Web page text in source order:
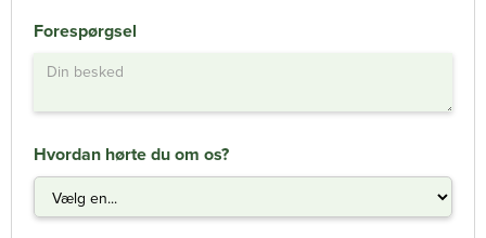
Forespørgsel
Hvordan hørte du om os?